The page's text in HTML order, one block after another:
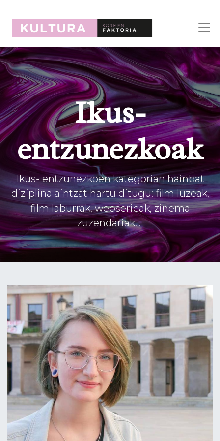
Ikus-
entzunezkoak
Ikus- entzunezkoen kategorian hainbat
diziplina aintzat hartu ditugu: film luzeak,
film laburrak, webserieak, zinema
zuzendariak...